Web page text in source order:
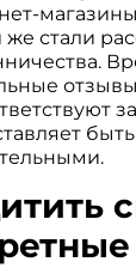
же стали